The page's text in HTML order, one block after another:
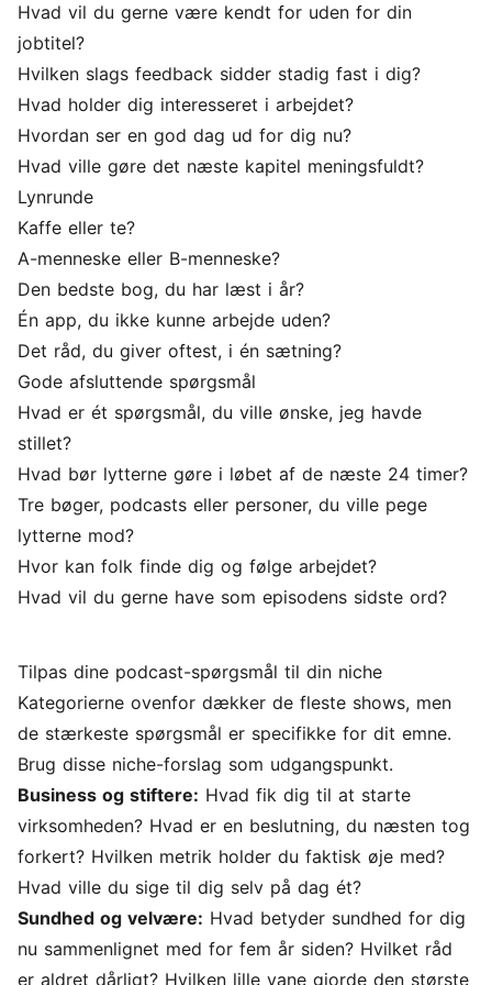
Hvad vil du gerne være kendt for uden for din
jobtitel?
Hvilken slags feedback sidder stadig fast i dig?
Hvad holder dig interesseret i arbejdet?
Hvordan ser en god dag ud for dig nu?
Hvad ville gøre det næste kapitel meningsfuldt?
Lynrunde
Kaffe eller te?
A-menneske eller B-menneske?
Den bedste bog, du har læst i år?
Én app, du ikke kunne arbejde uden?
Det råd, du giver oftest, i én sætning?
Gode afsluttende spørgsmål
Hvad er ét spørgsmål, du ville ønske, jeg havde
stillet?
Hvad bør lytterne gøre i løbet af de næste 24 timer?
Tre bøger, podcasts eller personer, du ville pege
lytterne mod?
Hvor kan folk finde dig og følge arbejdet?
Hvad vil du gerne have som episodens sidste ord?
Tilpas dine podcast-spørgsmål til din niche
Kategorierne ovenfor dækker de fleste shows, men
de stærkeste spørgsmål er specifikke for dit emne.
Brug disse niche-forslag som udgangspunkt.
Business og stiftere: Hvad fik dig til at starte
virksomheden? Hvad er en beslutning, du næsten tog
forkert? Hvilken metrik holder du faktisk øje med?
Hvad ville du sige til dig selv på dag ét?
Sundhed og velvære: Hvad betyder sundhed for dig
nu sammenlignet med for fem år siden? Hvilket råd
er aldret dårligt? Hvilken lille vane gjorde den største